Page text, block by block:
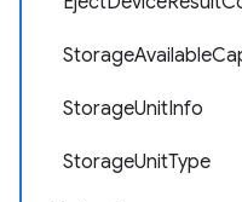
StorageUnitInfo
StorageUnitType